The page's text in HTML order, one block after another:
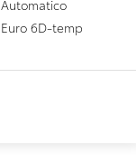
Euro 6D-temp